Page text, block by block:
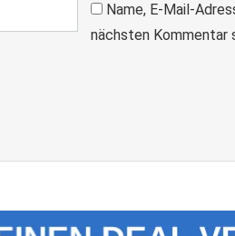
Name, E-Mail-
nächsten Kommentar